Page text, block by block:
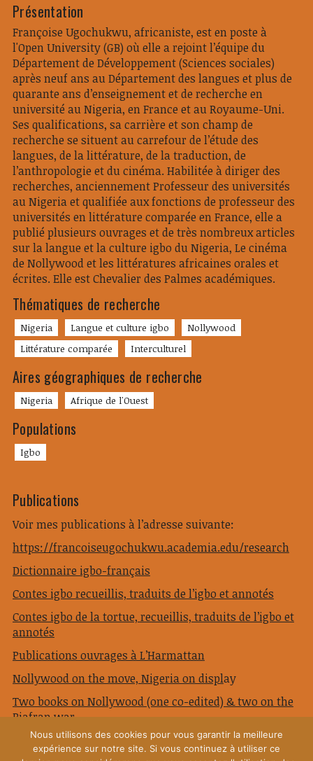
Présentation
Françoise Ugochukwu, africaniste, est en poste à
l'Open University (GB) où elle a rejoint l’équipe du
Département de Développement (Sciences sociales)
après neuf ans au Département des langues et plus de
quarante ans d’enseignement et de recherche en
université au Nigeria, en France et au Royaume-Uni.
Ses qualifications, sa carrière et son champ de
recherche se situent au carrefour de l’étude des
langues, de la littérature, de la traduction, de
l’anthropologie et du cinéma. Habilitée à diriger des
recherches, anciennement Professeur des universités
au Nigeria et qualifiée aux fonctions de professeur des
universités en littérature comparée en France, elle a
publié plusieurs ouvrages et de très nombreux articles
sur la langue et la culture igbo du Nigeria, Le cinéma
de Nollywood et les littératures africaines orales et
écrites. Elle est Chevalier des Palmes académiques.
Thématiques de recherche
Nigeria Langue et culture igbo
Nollywood
Littérature comparée
Interculturel
Aires géographiques de recherche
Nigeria Afrique de l'Ouest
Populations
Igbo
Publications
Voir mes publications à l’adresse suivante:
https://francoiseugochukwu.academia.edu/research
Dictionnaire igbo-français
Contes igbo recueillis, traduits de l’igbo et annotés
Contes igbo de la tortue, recueillis, traduits de l’igbo et
annotés
Publications ouvrages à L’Harmattan
Nollywood on the move, Nigeria on display
Two books on Nollywood (one co-edited) & two on the
Biafran war
Nous utilisons des cookies pour vous garantir la meilleure
expérience sur notre site. Si vous continuez à utiliser ce